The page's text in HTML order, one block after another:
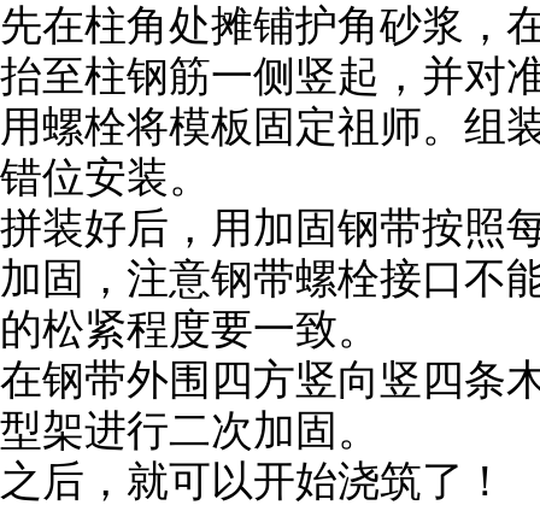
先在柱角处摊铺护角砂浆，
抬至柱钢筋一侧竖起，并对
用螺栓将模板固定祖师。组
错位安装。
拼装好后，用加固钢带按照
加固，注意钢带螺栓接口不
的松紧程度要一致。
在钢带外围四方竖向竖四条
型架进行二次加固。
之后，就可以开始浇筑了！